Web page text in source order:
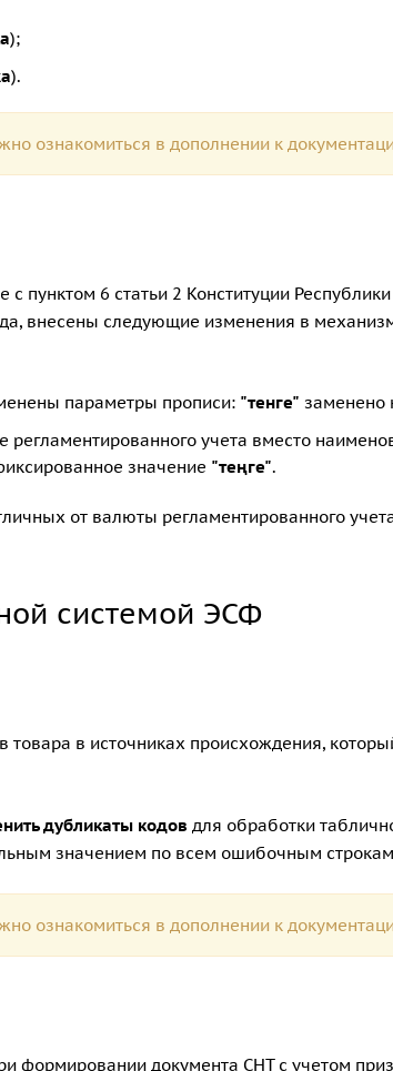
);
).
ознакомиться в дополнении к
пунктом 6 статьи 2 Конституции
внесены следующие изменения в
параметры прописи: "тенге" заменено
учета вместо
значение "теңге".
от валюты регламентированного
системой ЭСФ
в источниках происхождения,
дубликаты кодов для обработки
значением по всем ошибочным
ознакомиться в дополнении к
формировании документа СНТ с учетом